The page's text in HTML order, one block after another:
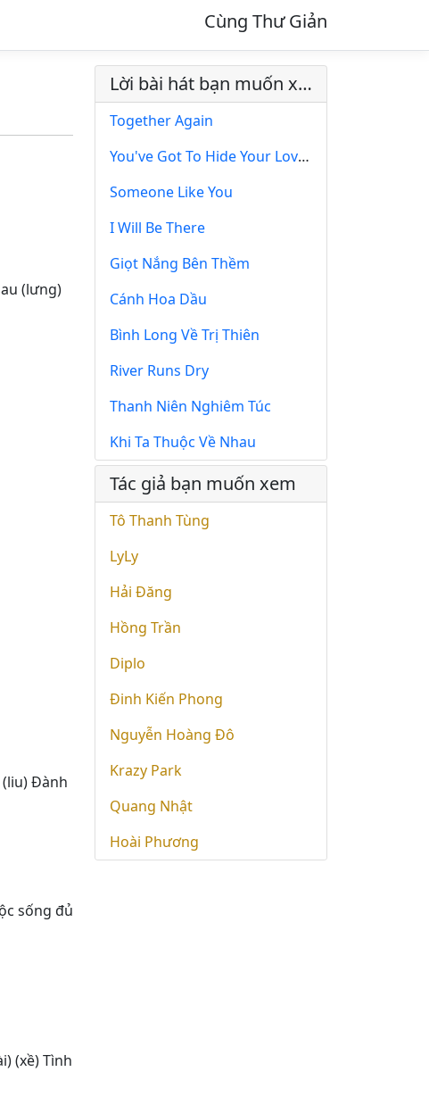
Cùng Thư Giản
(lưng)
(liu) Đành
sống đủ
(xề) Tình
Lời bài hát bạn muốn xem
Together Again
You've Got To Hide Your Love Away
Someone Like You
I Will Be There
Giọt Nắng Bên Thềm
Cánh Hoa Dầu
Bình Long Về Trị Thiên
River Runs Dry
Thanh Niên Nghiêm Túc
Khi Ta Thuộc Về Nhau
Tác giả bạn muốn xem
Tô Thanh Tùng
LyLy
Hải Đăng
Hồng Trần
Diplo
Đinh Kiến Phong
Nguyễn Hoàng Đô
Krazy Park
Quang Nhật
Hoài Phương